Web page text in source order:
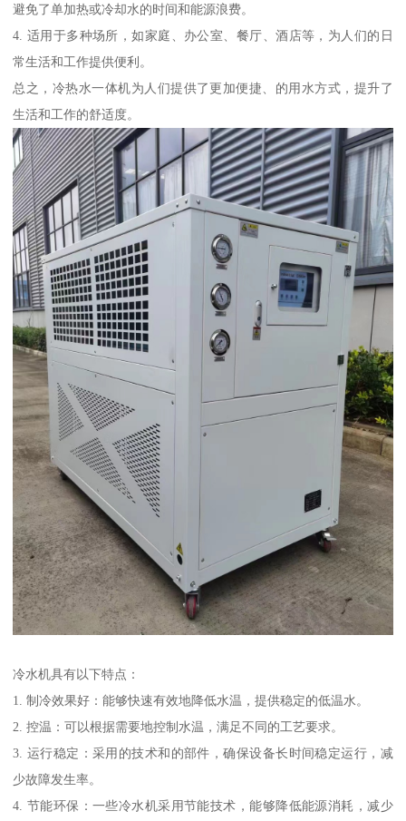
避免了单加热或冷却水的时间和能源浪费。
4. 适用于多种场所，如家庭、办公室、餐厅、酒店等，为人们的日
常生活和工作提供便利。
总之，冷热水一体机为人们提供了更加便捷、的用水方式，提升了
生活和工作的舒适度。
冷水机具有以下特点：
1. 制冷效果好：能够快速有效地降低水温，提供稳定的低温水。
2. 控温：可以根据需要地控制水温，满足不同的工艺要求。
3. 运行稳定：采用的技术和的部件，确保设备长时间稳定运行，减
少故障发生率。
4. 节能环保：一些冷水机采用节能技术，能够降低能源消耗，减少